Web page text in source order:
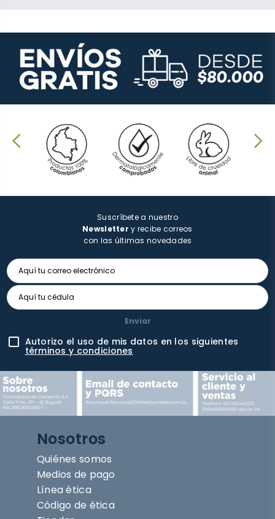
Suscríbete a nuestro
Newsletter y recibe correos
con las últimas novedades
Enviar
Autorizo el uso de mis datos en los siguientes
términos y condiciones
Nosotros
Quiénes somos
Medios de pago
Línea ética
Código de ética